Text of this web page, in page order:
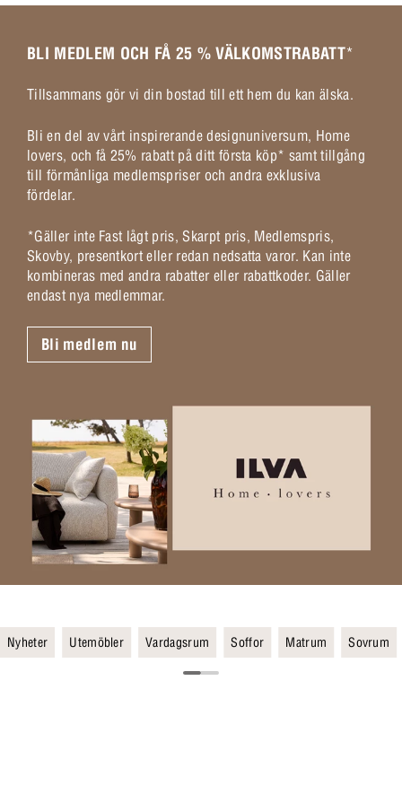
BLI MEDLEM OCH FÅ 25 % VÄLKOMSTRABATT*
Tillsammans gör vi din bostad till ett hem du kan älska.
Bli en del av vårt inspirerande designuniversum, Home
lovers, och få 25% rabatt på ditt första köp* samt tillgång
till förmånliga medlemspriser och andra exklusiva
fördelar.
*Gäller inte Fast lågt pris, Skarpt pris, Medlemspris,
Skovby, presentkort eller redan nedsatta varor. Kan inte
kombineras med andra rabatter eller rabattkoder. Gäller
endast nya medlemmar.
Bli medlem nu
Nyheter Utemöbler Vardagsrum Soffor Matrum Sovrum